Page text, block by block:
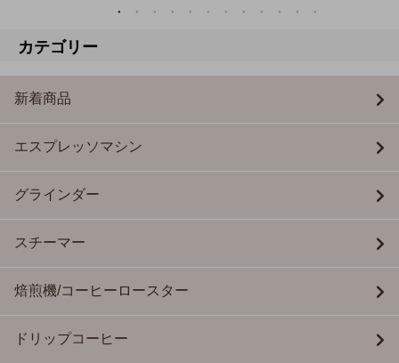
カテゴリー
新着商品
エスプレッソマシン
グラインダー
スチーマー
焙煎機/コーヒーロースター
ドリップコーヒー